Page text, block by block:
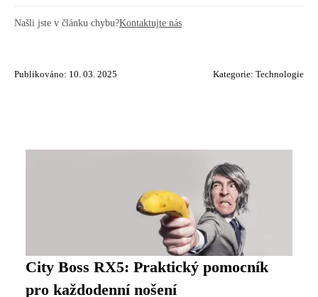
Našli jste v článku chybu?Kontaktujte nás
Publikováno: 10. 03. 2025 Kategorie: Technologie
City Boss RX5: Praktický pomocník
pro každodenní nošení